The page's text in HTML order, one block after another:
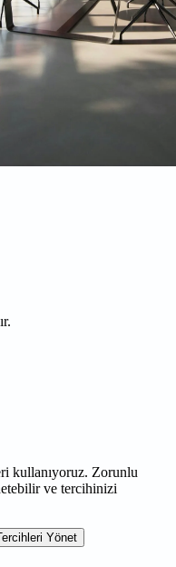
kullanıyoruz. Zorunlu
ve tercihinizi
Yönet